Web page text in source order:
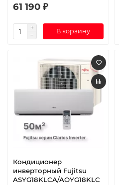
61 190 ₽
В корзину
Кондиционер
инверторный Fujitsu
ASYG18KLCA/AOYG18KLC